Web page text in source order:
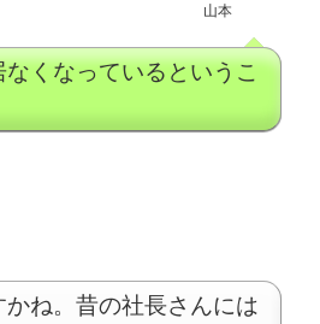
山本
くなっているというこ
ね。昔の社長さんには